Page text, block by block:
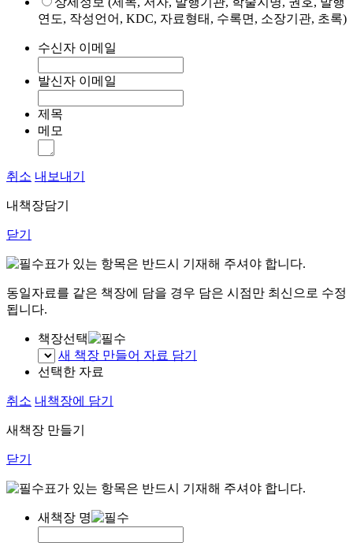
연도, 작성언어, KDC, 자료형태, 수록면, 소장기관, 초록)
수신자 이메일
발신자 이메일
제목
메모
취소 내보내기
내책장담기
닫기
표가 있는 항목은 반드시 기재해 주셔야 합니다.
동일자료를 같은 책장에 담을 경우 담은 시점만 최신으로 수정
됩니다.
책장선택
새 책장 만들어 자료 담기
선택한 자료
취소 내책장에 담기
새책장 만들기
닫기
표가 있는 항목은 반드시 기재해 주셔야 합니다.
새책장 명